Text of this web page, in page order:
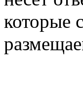
которые